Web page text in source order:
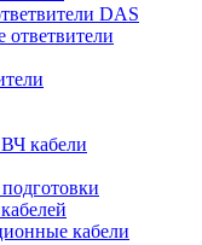
DAS
кабели
кабели